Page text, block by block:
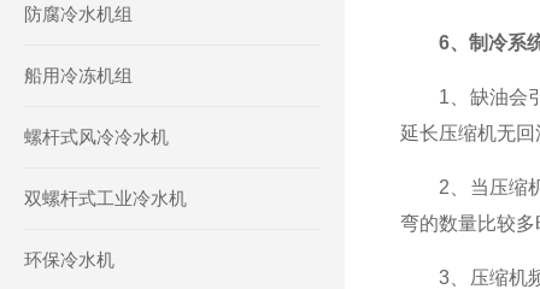
防腐冷水机组
船用冷冻机组
螺杆式风冷冷水机
双螺杆式工业冷水机
环保冷水机
6、制冷系
1、缺油会引
延长压缩机无
2、当压缩机
弯的数量比较
3、压缩机频